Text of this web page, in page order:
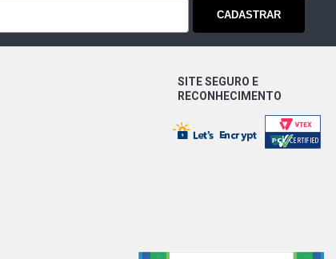
CADASTRAR
SITE SEGURO E
RECONHECIMENTO